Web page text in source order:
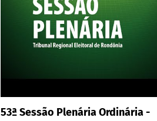
53ª Sessão Plenária Ordinária -